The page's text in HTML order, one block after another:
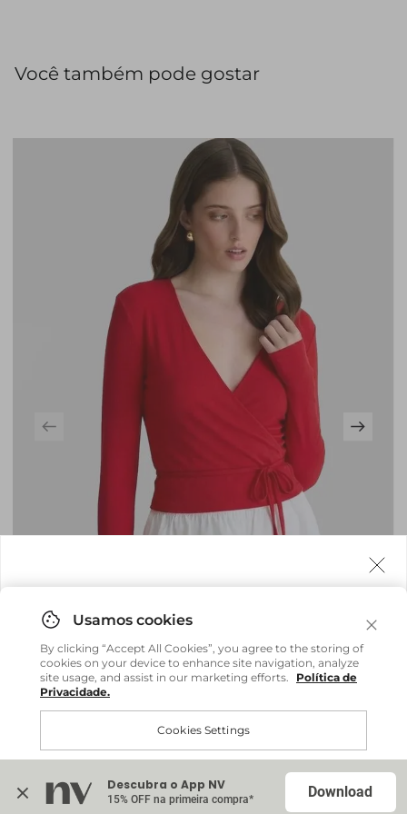
Você também pode gostar
Blusa Cachquere Lari - Vermelho Salsa
R$ 259,20
em sua casa, não importa onde você estiver.
Comprar no site internacional
InternacionalDescubra o App NV
15% OFF na primeira compra* Download
By clicking “Accept All Cookies”, you agree to the storing of
cookies on your device to enhance site navigation, analyze
site usage, and assist in our marketing efforts.
Política de
Privacidade.
Cookies Settings
Accept All Cookies